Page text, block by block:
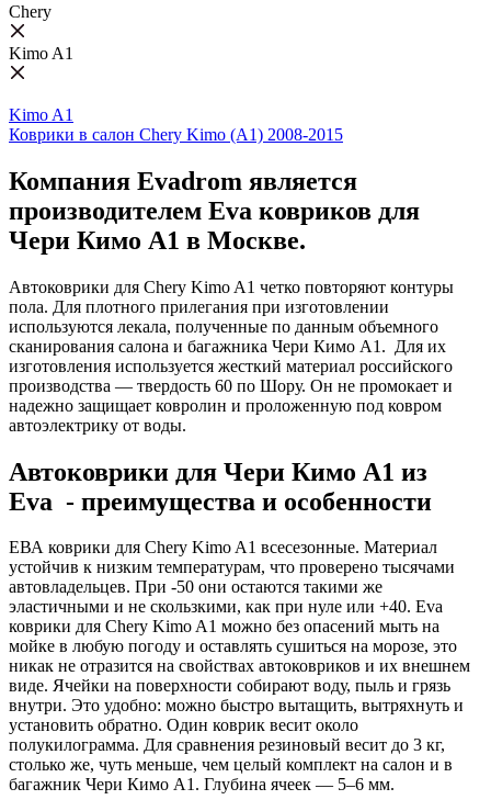
Chery
Kimo A1
Kimo A1
Коврики в салон Chery Kimo (A1) 2008-2015
Компания Evadrom является
производителем Eva ковриков для
Чери Кимо А1 в Москве.
Автоковрики для Chery Kimo A1 четко повторяют контуры
пола. Для плотного прилегания при изготовлении
используются лекала, полученные по данным объемного
сканирования салона и багажника Чери Кимо А1. Для их
изготовления используется жесткий материал российского
производства — твердость 60 по Шору. Он не промокает и
надежно защищает ковролин и проложенную под ковром
автоэлектрику от воды.
Автоковрики для Чери Кимо А1 из
Eva - преимущества и особенности
ЕВА коврики для Chery Kimo A1 всесезонные. Материал
устойчив к низким температурам, что проверено тысячами
автовладельцев. При -50 они остаются такими же
эластичными и не скользкими, как при нуле или +40. Eva
коврики для Chery Kimo A1 можно без опасений мыть на
мойке в любую погоду и оставлять сушиться на морозе, это
никак не отразится на свойствах автоковриков и их внешнем
виде. Ячейки на поверхности собирают воду, пыль и грязь
внутри. Это удобно: можно быстро вытащить, вытряхнуть и
установить обратно. Один коврик весит около
полукилограмма. Для сравнения резиновый весит до 3 кг,
столько же, чуть меньше, чем целый комплект на салон и в
багажник Чери Кимо А1. Глубина ячеек — 5–6 мм.